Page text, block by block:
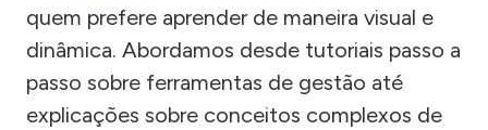
quem prefere aprender de maneira visual e
dinâmica. Abordamos desde tutoriais passo a
passo sobre ferramentas de gestão até
explicações sobre conceitos complexos de